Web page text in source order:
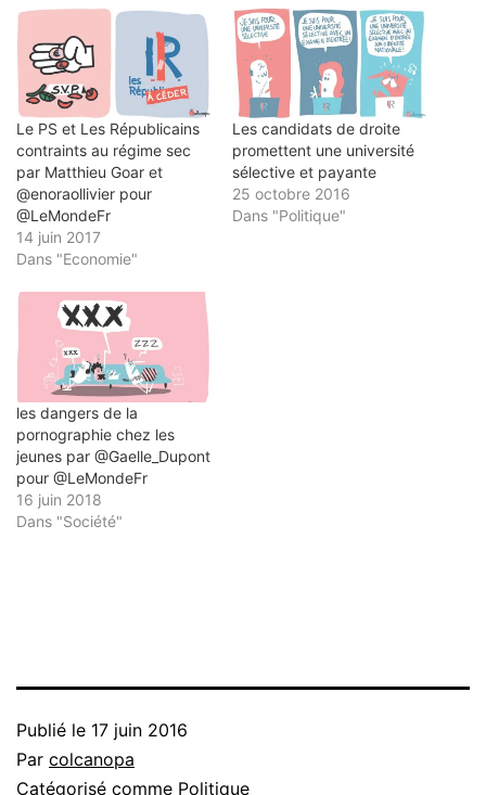
dans
nouvelle
fenêtre)
Le PS et Les Républicains
contraints au régime sec
par Matthieu Goar et
@enoraollivier pour
@LeMondeFr
14 juin 2017
Dans "Economie"
Les candidats de droite
promettent une université
sélective et payante
25 octobre 2016
Dans "Politique"
les dangers de la
pornographie chez les
jeunes par @Gaelle_Dupont
pour @LeMondeFr
16 juin 2018
Dans "Société"
Publié le 17 juin 2016
Par colcanopa
Catégorisé comme Politique